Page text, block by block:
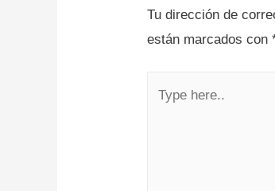
Tu dirección de
están marcados con